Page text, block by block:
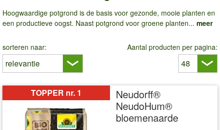
Hoogwaardige potgrond is de basis voor gezonde, mooie planten en
een productieve oogst. Naast potgrond voor groene planten... meer
sorteren naar: Aantal producten per pagina:
TOPPER nr. 1
Neudorff®
NeudoHum®
bloemenaarde